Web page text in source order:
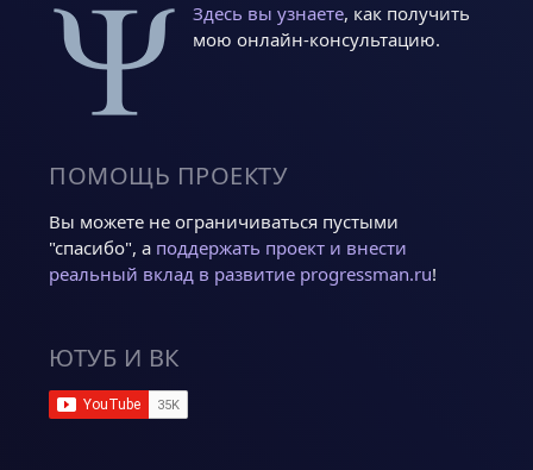
Здесь вы узнаете, как получить
мою онлайн-консультацию.
ПОМОЩЬ ПРОЕКТУ
Вы можете не ограничиваться пустыми
"спасибо", а поддержать проект и внести
реальный вклад в развитие progressman.ru!
ЮТУБ И ВК